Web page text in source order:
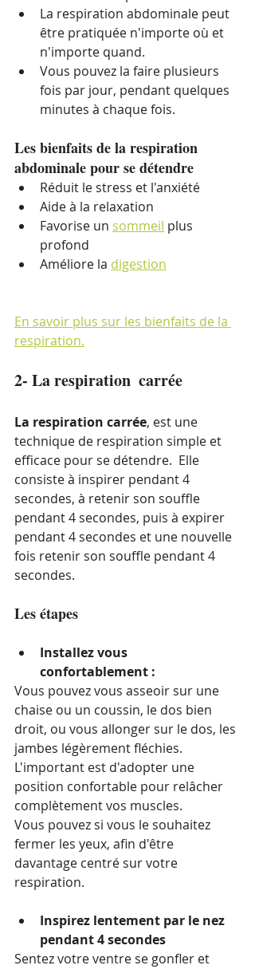
La respiration abdominale peut
être pratiquée n'importe où et
n'importe quand.
Vous pouvez la faire plusieurs
fois par jour, pendant quelques
minutes à chaque fois.
Les bienfaits de la respiration
abdominale pour se détendre
Réduit le stress et l'anxiété
Aide à la relaxation
Favorise un sommeil plus
profond
Améliore la digestion
En savoir plus sur les bienfaits de la
respiration.
2- La respiration  carrée
La respiration carrée, est une
technique de respiration simple et
efficace pour se détendre.  Elle
consiste à inspirer pendant 4
secondes, à retenir son souffle
pendant 4 secondes, puis à expirer
pendant 4 secondes et une nouvelle
fois retenir son souffle pendant 4
secondes.
Les étapes
Installez vous
confortablement :
Vous pouvez vous asseoir sur une
chaise ou un coussin, le dos bien
droit, ou vous allonger sur le dos, les
jambes légèrement fléchies.
L'important est d'adopter une
position confortable pour relâcher
complètement vos muscles.
Vous pouvez si vous le souhaitez
fermer les yeux, afin d'être
davantage centré sur votre
respiration.
Inspirez lentement par le nez
pendant 4 secondes
Sentez votre ventre se gonfler et